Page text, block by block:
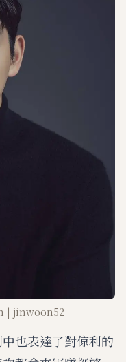
| jinwoon52
也表達了對倞利的